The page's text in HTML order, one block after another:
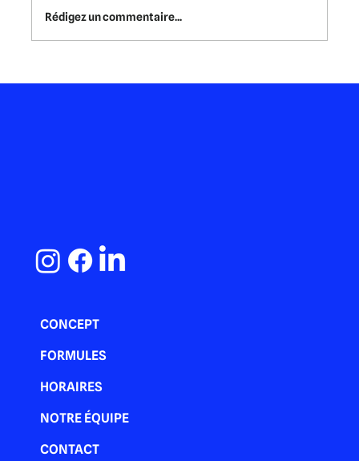
Pourquoi le personal training complète
Rédigez un commentaire...
CONCEPT
FORMULES
HORAIRES
NOTRE ÉQUIPE
CONTACT